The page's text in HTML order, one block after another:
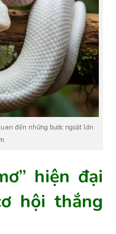
đến những bước ngoặt lớn
hiện đại
hội thắng